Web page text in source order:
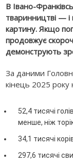
В Івано-
тваринництві —
картину. Якщо
продовжує
демонструють
За даними
кінець 2025 року
52,4 тисячі
менше, ніж
34,1 тисячі
297,6 тисячі